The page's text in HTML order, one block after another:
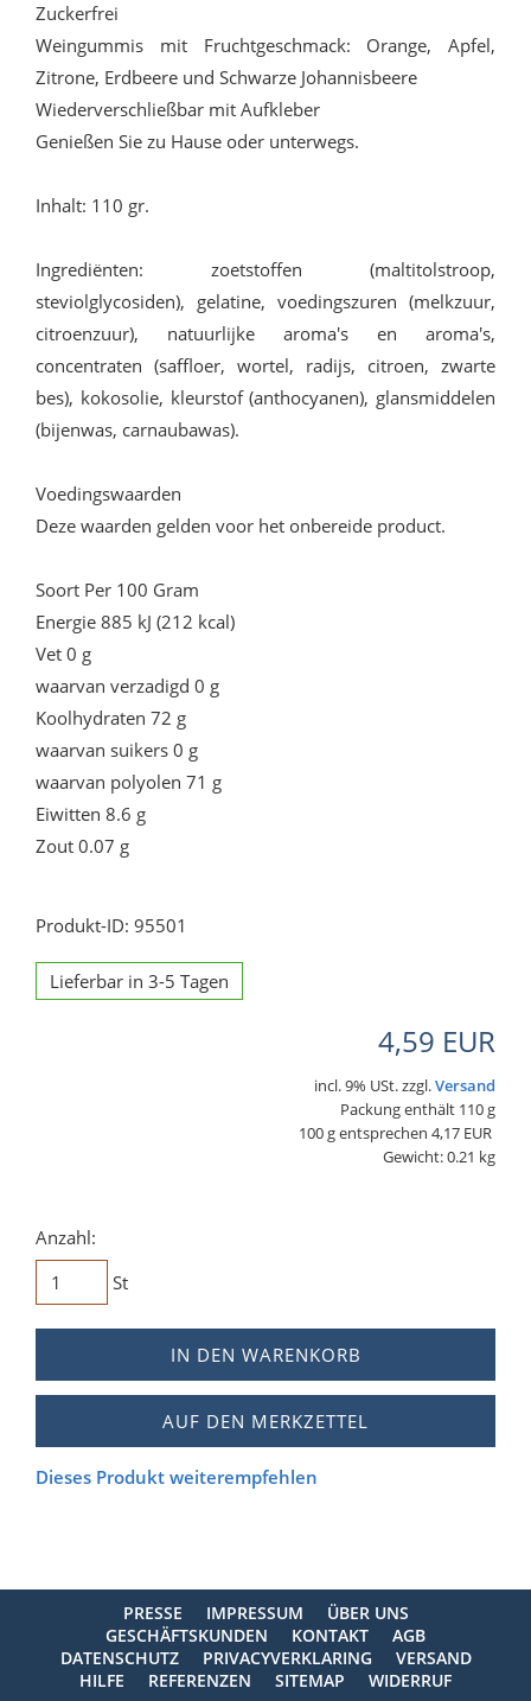
Zuckerfrei
Weingummis mit Fruchtgeschmack: Orange, Apfel,
Zitrone, Erdbeere und Schwarze Johannisbeere
Wiederverschließbar mit Aufkleber
Genießen Sie zu Hause oder unterwegs.
Inhalt: 110 gr.
Ingrediënten: zoetstoffen (maltitolstroop,
steviolglycosiden), gelatine, voedingszuren (melkzuur,
citroenzuur), natuurlijke aroma's en aroma's,
concentraten (saffloer, wortel, radijs, citroen, zwarte
bes), kokosolie, kleurstof (anthocyanen), glansmiddelen
(bijenwas, carnaubawas).
Voedingswaarden
Deze waarden gelden voor het onbereide product.
Soort Per 100 Gram
Energie 885 kJ (212 kcal)
Vet 0 g
waarvan verzadigd 0 g
Koolhydraten 72 g
waarvan suikers 0 g
waarvan polyolen 71 g
Eiwitten 8.6 g
Zout 0.07 g
Produkt-ID: 95501
Lieferbar in 3-5 Tagen
4,59 EUR
incl. 9% USt. zzgl.Versand
Packung enthält 110 g
100 g entsprechen 4,17 EUR
Gewicht: 0.21 kg
Anzahl:
St
IN DEN WARENKORB
AUF DEN MERKZETTEL
Dieses Produkt weiterempfehlen
PRESSE IMPRESSUM
ÜBER UNS
GESCHÄFTSKUNDEN
KONTAKT
AGB
DATENSCHUTZ
PRIVACYVERKLARING
VERSAND
HILFE
REFERENZEN SITEMAP WIDERRUF